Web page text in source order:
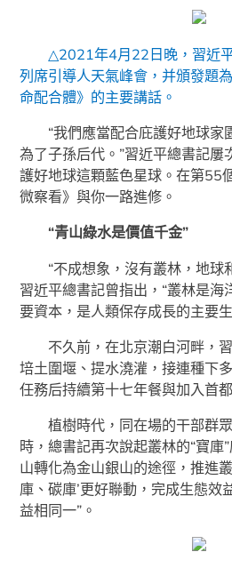
△2021年4月22日晚，習近
列席引導人天氣峰會，并頒發題
命配合體》的主要講話。
“我們應當配合庇護好地球家
為了子孫后代。”習近平總書記屢
護好地球這顆藍色星球。在第55
微察看》與你一路進修。
“青山綠水是價值千金”
“不成想象，沒有叢林，地球
習近平總書記曾指出，“叢林是海
要資本，是人類保存成長的主要
不久前，在北京潮白河畔，
培土圍堰、提水澆灌，接連種下
任務后持續第十七年餐與加入首
植樹時代，同在場的干部群
時，總書記再次說起叢林的“寶庫
山轉化為金山銀山的途徑，推進
庫、碳庫’更好聯動，完成生態效
益相同一”。